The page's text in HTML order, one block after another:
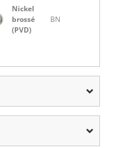
Nickel
brossé
(PVD)
BN